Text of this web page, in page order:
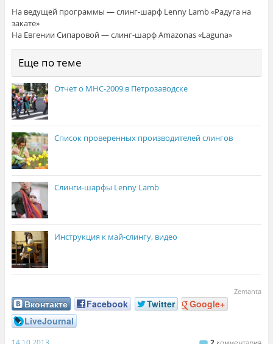
На ведущей программы — слинг-шарф Lenny Lamb «Радуга на
закате»
На Евгении Сипаровой — слинг-шарф Amazonas «Laguna»
Еще по теме
Отчет о МНС-2009 в Петрозаводске
Список проверенных производителей слингов
Слинги-шарфы Lenny Lamb
Инструкция к май-слингу, видео
Zemanta
Вконтакте Facebook Twitter
Google+
LiveJournal